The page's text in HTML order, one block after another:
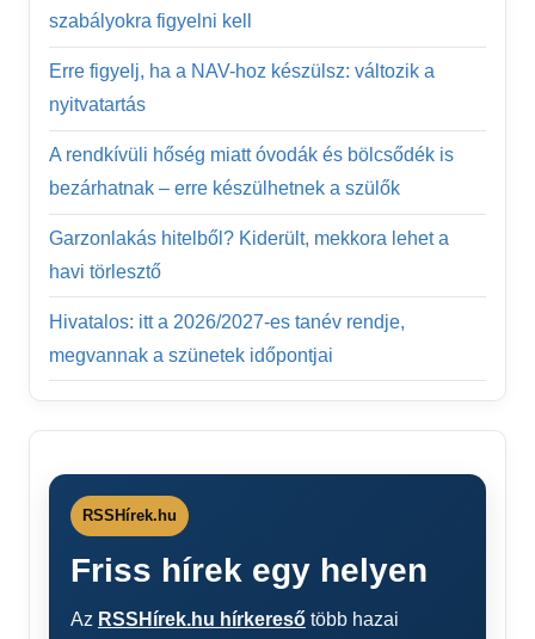
szabályokra figyelni kell
Erre figyelj, ha a NAV-hoz készülsz: változik a
nyitvatartás
A rendkívüli hőség miatt óvodák és bölcsődék is
bezárhatnak – erre készülhetnek a szülők
Garzonlakás hitelből? Kiderült, mekkora lehet a
havi törlesztő
Hivatalos: itt a 2026/2027-es tanév rendje,
megvannak a szünetek időpontjai
RSSHírek.hu
Friss hírek egy helyen
Az RSSHírek.hu hírkereső több hazai